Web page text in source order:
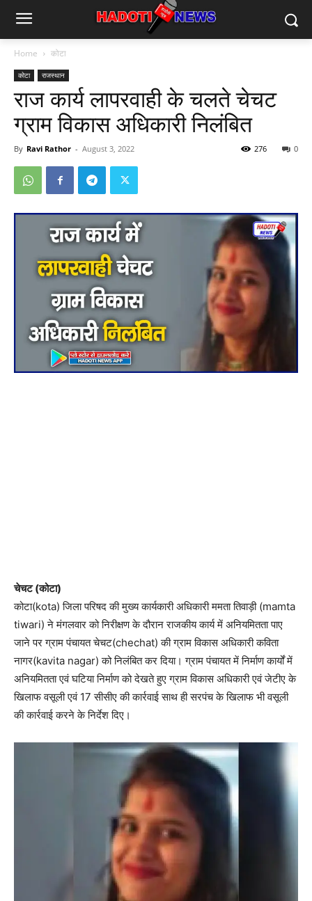
Home कोटा
कोटा राजस्थान
राज कार्य लापरवाही के चलते चेचट
ग्राम विकास अधिकारी निलंबित
By Ravi Rathor - August 3, 2022 0
276
चेचट (कोटा)
कोटा(kota) जिला परिषद की मुख्य कार्यकारी अधिकारी ममता तिवाड़ी (mamta
tiwari) ने मंगलवार को निरीक्षण के दौरान राजकीय कार्य में अनियमितता पाए
जाने पर ग्राम पंचायत चेचट(chechat) की ग्राम विकास अधिकारी कविता
नागर(kavita nagar) को निलंबित कर दिया। ग्राम पंचायत में निर्माण कार्यों में
अनियमितता एवं घटिया निर्माण को देखते हुए ग्राम विकास अधिकारी एवं जेटीए के
खिलाफ वसूली एवं 17 सीसीए की कार्रवाई साथ ही सरपंच के खिलाफ भी वसूली
की कार्रवाई करने के निर्देश दिए।